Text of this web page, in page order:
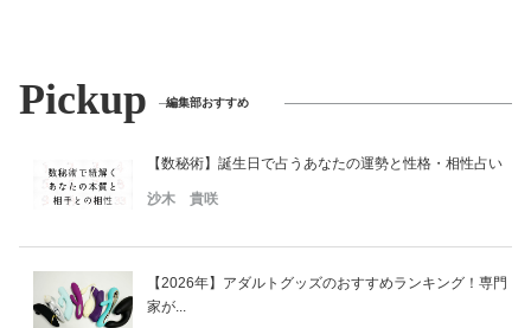
Pickup 編集部おすすめ
【数秘術】誕生日で占うあなたの運勢と性格・相性占い
沙木 貴咲
【2026年】アダルトグッズのおすすめランキング！専門
家が...